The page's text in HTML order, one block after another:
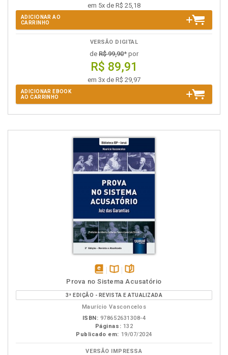
em 5x de R$ 25,18
ADICIONAR AO
CARRINHO
VERSÃO DIGITAL
de R$ 99,90* por
R$ 89,91
em 3x de R$ 29,97
ADICIONAR EBOOK
AO CARRINHO
disponível
em
eBook
Disponível
na
B.V.
páginas
Prova no Sistema Acusatório
3ª EDIÇÃO - REVISTA E ATUALIZADA
Maurício Vasconcelos
ISBN: 978652631308-4
Páginas: 132
Publicado em: 19/07/2024
VERSÃO IMPRESSA